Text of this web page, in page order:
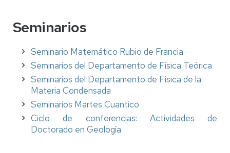
Seminarios
Seminario Matemático Rubio de Francia
Seminarios del Departamento de Física Teórica
Seminarios del Departamento de Física de la
Materia Condensada
Seminarios Martes Cuantico
Ciclo de conferencias: Actividades de
Doctorado en Geología